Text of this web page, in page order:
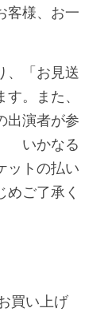
客様、お一
、「お見送
。また、
出演者が参
　いかなる
ットの払い
めご了承く
買い上げ